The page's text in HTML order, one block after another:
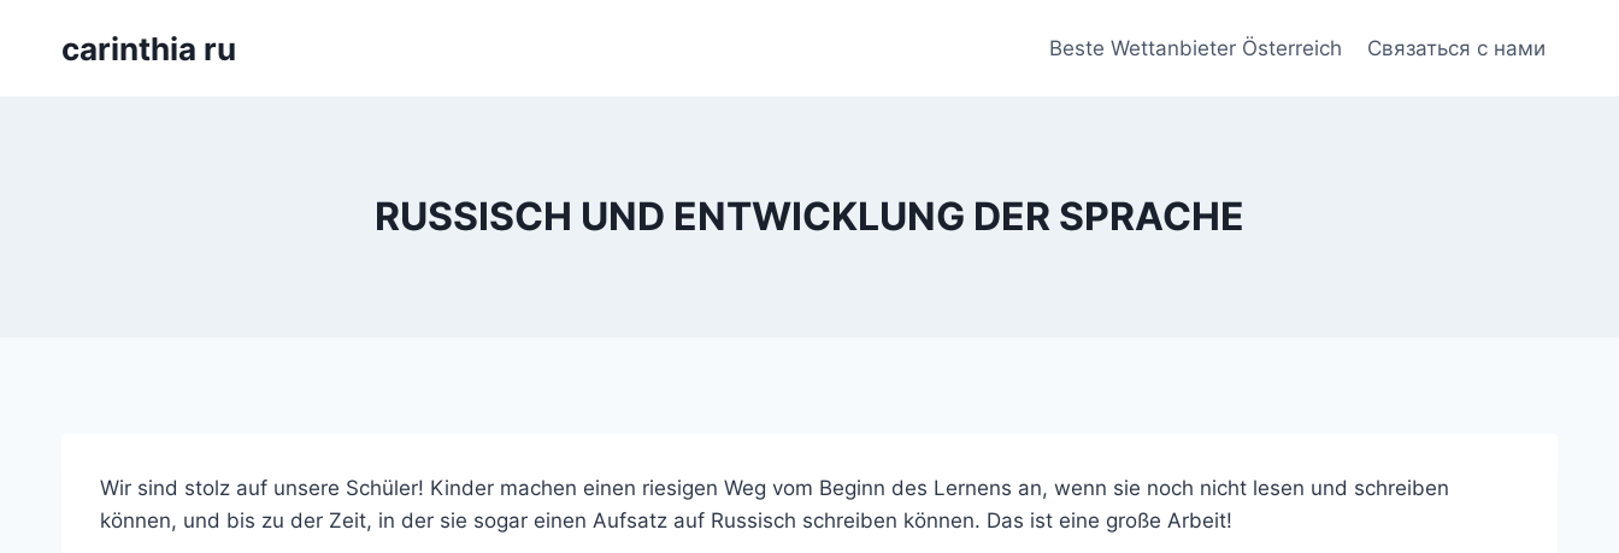
carinthia ru Beste Wettanbieter Österreich Связаться с нами
RUSSISCH UND ENTWICKLUNG DER SPRACHE
Wir sind stolz auf unsere Schüler! Kinder machen einen riesigen Weg vom Beginn des Lernens an, wenn sie noch nicht lesen und schreiben
können, und bis zu der Zeit, in der sie sogar einen Aufsatz auf Russisch schreiben können. Das ist eine große Arbeit!